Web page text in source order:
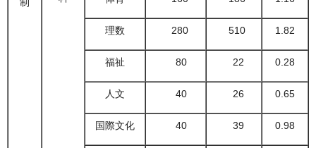
理数 280 510 1.82
福祉 80 22 0.28
人文 40 26 0.65
国際文化 40 39 0.98